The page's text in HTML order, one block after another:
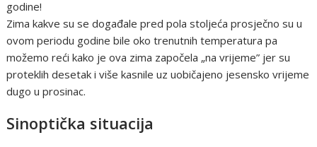
godine!
Zima kakve su se događale pred pola stoljeća prosječno su u
ovom periodu godine bile oko trenutnih temperatura pa
možemo reći kako je ova zima započela „na vrijeme” jer su
proteklih desetak i više kasnile uz uobičajeno jesensko vrijeme
dugo u prosinac.
Sinoptička situacija